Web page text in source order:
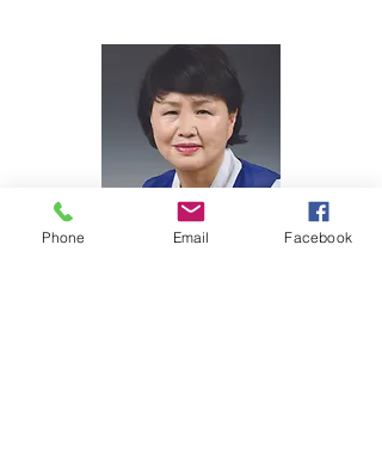
김복숙
Phone Email Facebook